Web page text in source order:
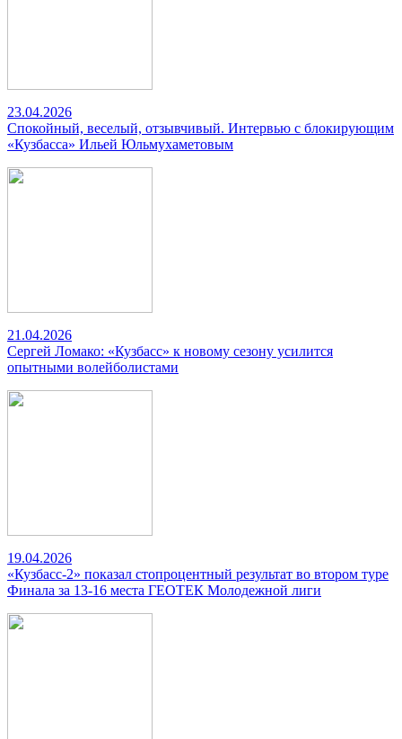
23.04.2026
Спокойный, веселый, отзывчивый. Интервью с блокирующим
«Кузбасса» Ильей Юльмухаметовым
21.04.2026
Сергей Ломако: «Кузбасс» к новому сезону усилится
опытными волейболистами
19.04.2026
«Кузбасс-2» показал стопроцентный результат во втором туре
Финала за 13-16 места ГЕОТЕК Молодежной лиги